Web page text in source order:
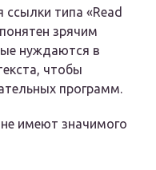
типа «Read
зрячим
нуждаются в
чтобы
программ.
имеют значимого